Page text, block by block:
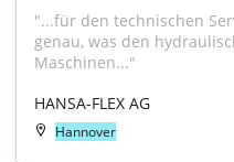
"...für den technischen
genau, was den
Maschinen..."
HANSA-FLEX AG
Hannover